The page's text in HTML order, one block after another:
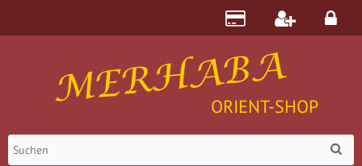
MERHABA
ORIENT-SHOP